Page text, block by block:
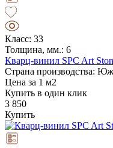
Класс: 33
Толщина, мм.: 6
Кварц-винил SPC Art
Страна производства:
Цена за 1 м2
Купить в один клик
3 850
Купить